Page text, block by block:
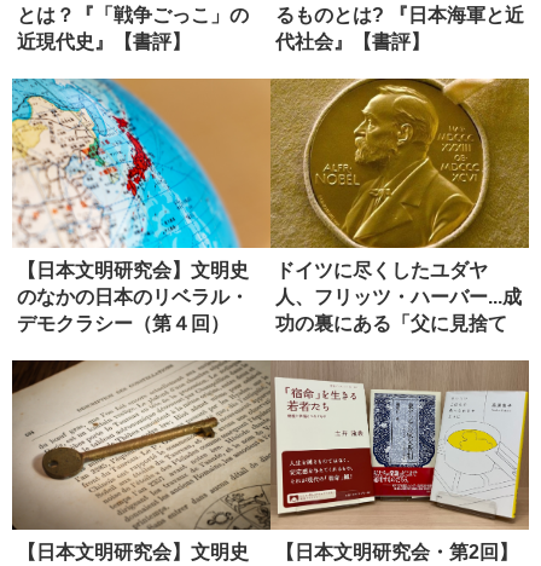
とは？『「戦争ごっこ」の
近現代史』【書評】
るものとは? 『日本海軍と近
代社会』【書評】
【日本文明研究会】文明史
のなかの日本のリベラル・
デモクラシー（第４回）
ドイツに尽くしたユダヤ
人、フリッツ・ハーバー...成
功の裏にある「父に見捨て
【日本文明研究会】文明史
【日本文明研究会・第2回】